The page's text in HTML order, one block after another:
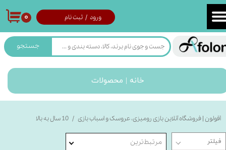
جستجو
ورود / ثبت نام
حساب کاربری من
تغییر گذر واژه
سفارشات
خروج از حساب کاربری
۰
خانه | محصولات
آفولون | فروشگاه آنلاین بازی رومیزی، عروسک و اسباب بازی 10 سال به بالا
مرتبط‌ترین